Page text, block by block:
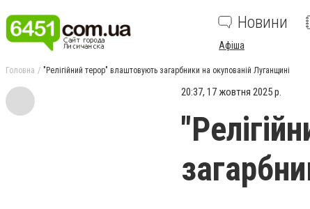
Новини
Афіша
Головна "Релігійний терор" влаштовують загарбники на окупованій Луганщині
20:37, 17 жовтня 2025 р.